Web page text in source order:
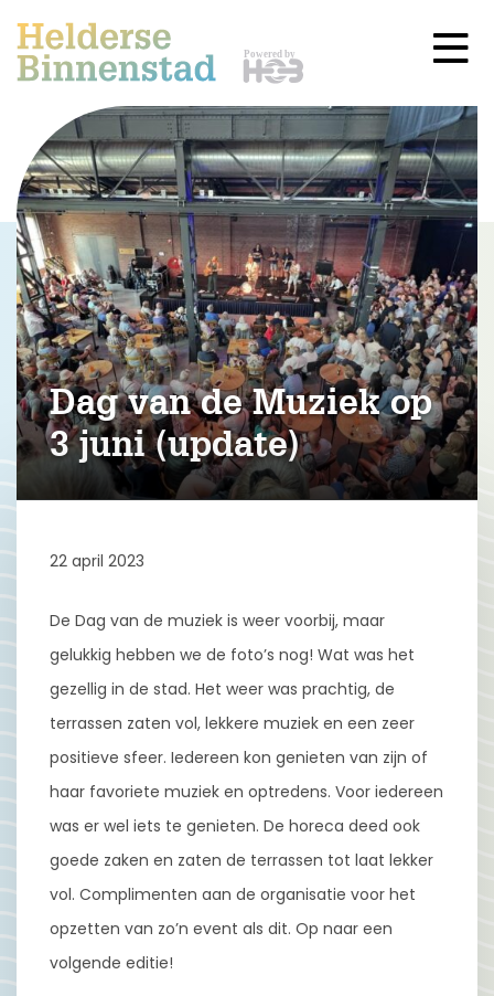
Dag van de Muziek op
3 juni (update)
22 april 2023
De Dag van de muziek is weer voorbij, maar
gelukkig hebben we de foto’s nog! Wat was het
gezellig in de stad. Het weer was prachtig, de
terrassen zaten vol, lekkere muziek en een zeer
positieve sfeer. Iedereen kon genieten van zijn of
haar favoriete muziek en optredens. Voor iedereen
was er wel iets te genieten. De horeca deed ook
goede zaken en zaten de terrassen tot laat lekker
vol. Complimenten aan de organisatie voor het
opzetten van zo’n event als dit. Op naar een
volgende editie!